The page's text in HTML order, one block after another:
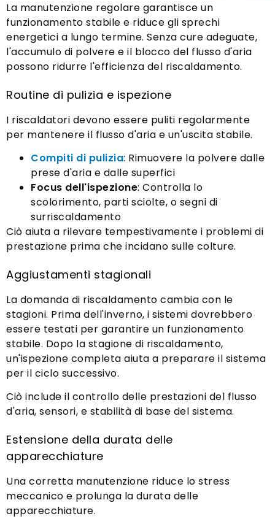
La manutenzione regolare garantisce un
funzionamento stabile e riduce gli sprechi
energetici a lungo termine. Senza cure adeguate,
l'accumulo di polvere e il blocco del flusso d'aria
possono ridurre l'efficienza del riscaldamento.
Routine di pulizia e ispezione
I riscaldatori devono essere puliti regolarmente
per mantenere il flusso d'aria e un'uscita stabile.
Compiti di pulizia: Rimuovere la polvere dalle
prese d'aria e dalle superfici
Focus dell'ispezione: Controlla lo
scolorimento, parti sciolte, o segni di
surriscaldamento
Ciò aiuta a rilevare tempestivamente i problemi di
prestazione prima che incidano sulle colture.
Aggiustamenti stagionali
La domanda di riscaldamento cambia con le
stagioni. Prima dell'inverno, i sistemi dovrebbero
essere testati per garantire un funzionamento
stabile. Dopo la stagione di riscaldamento,
un'ispezione completa aiuta a preparare il sistema
per il ciclo successivo.
Ciò include il controllo delle prestazioni del flusso
d'aria, sensori, e stabilità di base del sistema.
Estensione della durata delle
apparecchiature
Una corretta manutenzione riduce lo stress
meccanico e prolunga la durata delle
apparecchiature.